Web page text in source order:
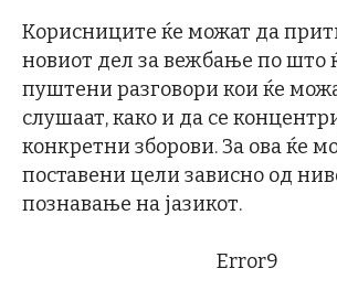
Корисниците ќе можат да
новиот дел за вежбање по што
пуштени разговори кои ќе
слушаат, како и да се
конкретни зборови. За ова ќе
поставени цели зависно од
познавање на јазикот.
Error9